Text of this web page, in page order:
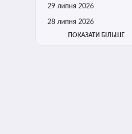
29 липня 2026
28 липня 2026
ПОКАЗАТИ БІЛЬШЕ